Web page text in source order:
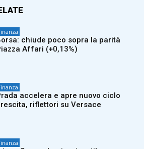
chiude poco sopra la parità
Affari (+0,13%)
accelera e apre nuovo ciclo
riflettori su Versace